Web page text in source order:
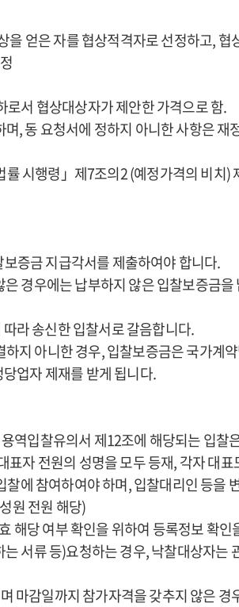
얻은 자를 협상적격자로 선정하고,
서 협상대상자가 제안한 가격으로 함.
, 동 요청서에 정하지 아니한 사항은
시행령」제7조의2 (예정가격의 비치)
증금 지급각서를 제출하여야 합니다.
경우에는 납부하지 않은 입찰보증금
라 송신한 입찰서로 갈음합니다.
지 아니한 경우, 입찰보증금은 국가계
업자 제재를 받게 됩니다.
역입찰유의서 제12조에 해당되는 입찰
자 전원의 성명을 모두 등재, 각자 대
에 참여하여야 하며, 입찰대리인 등을
원 전원 해당)
해당 여부 확인을 위하여 등록정보 확
서류 등)요청하는 경우, 낙찰대상자는
마감일까지 참가자격을 갖추지 않은